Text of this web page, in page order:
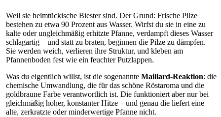
Weil sie heimtückische Biester sind. Der Grund: Frische Pilze
bestehen zu etwa 90 Prozent aus Wasser. Wirfst du sie in eine zu
kalte oder ungleichmäßig erhitzte Pfanne, verdampft dieses Wasser
schlagartig – und statt zu braten, beginnen die Pilze zu dämpfen.
Sie werden weich, verlieren ihre Struktur, und kleben am
Pfannenboden fest wie ein feuchter Putzlappen.
Was du eigentlich willst, ist die sogenannte Maillard-Reaktion: die
chemische Umwandlung, die für das schöne Röstaroma und die
goldbraune Farbe verantwortlich ist. Die funktioniert aber nur bei
gleichmäßig hoher, konstanter Hitze – und genau die liefert eine
alte, zerkratzte oder minderwertige Pfanne nicht.